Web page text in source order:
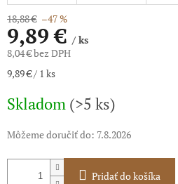
18,88 € –47 %
9,89 €/ ks
8,04 € bez DPH
Jednotková
9,89 € / 1 ks
Skladom (>5 ks)
Môžeme doručiť do: 7.8.2026
Pridať do košíka